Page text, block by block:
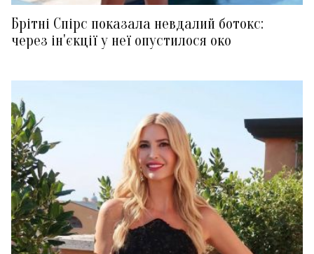
Брітні Спірс показала невдалий ботокс:
через ін'єкції у неї опустилося око